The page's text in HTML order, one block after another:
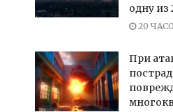
одну из
20
При